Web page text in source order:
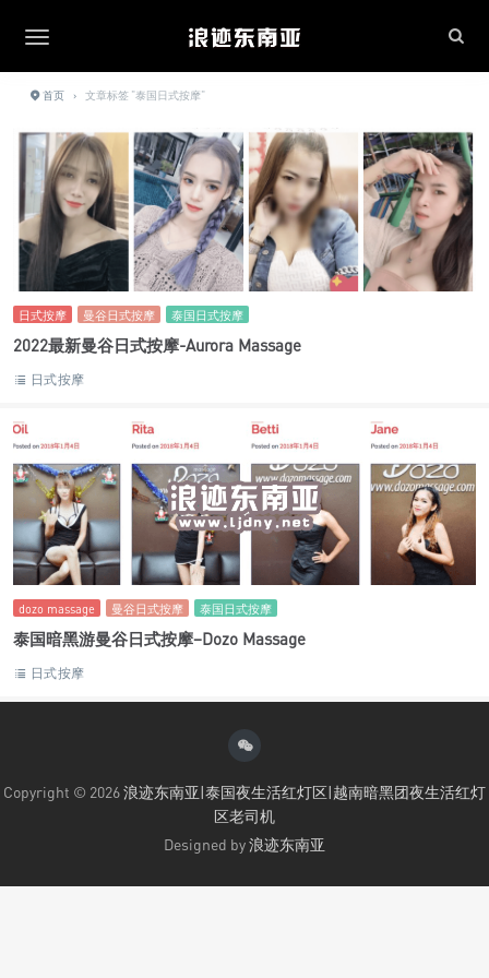
首页 › 文章标签 "泰国日式按摩"
日式按摩 曼谷日式按摩 泰国日式按摩
2022最新曼谷日式按摩-Aurora Massage
日式按摩
dozo massage 曼谷日式按摩 泰国日式按摩
泰国暗黑游曼谷日式按摩–Dozo Massage
日式按摩
Copyright © 2026浪迹东南亚|泰国夜生活红灯区|越南暗黑团夜生活红灯
区老司机
Designed by浪迹东南亚